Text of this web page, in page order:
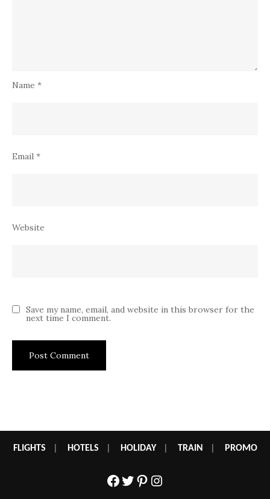
Name *
Email *
Website
Save my name, email, and website in this browser for the
next time I comment.
FLIGHTS HOTELS HOLIDAY| TRAIN PROMO
Facebook
Twitter
Pinterest
Instagram